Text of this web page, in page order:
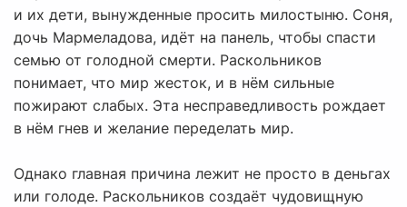
и их дети, вынужденные просить милостыню. Соня,
дочь Мармеладова, идёт на панель, чтобы спасти
семью от голодной смерти. Раскольников
понимает, что мир жесток, и в нём сильные
пожирают слабых. Эта несправедливость рождает
в нём гнев и желание переделать мир.
Однако главная причина лежит не просто в деньгах
или голоде. Раскольников создаёт чудовищную